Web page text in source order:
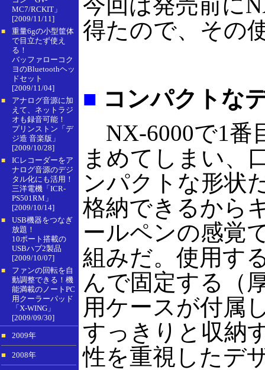
MC7/RCKIT」
[2009/11/11]
■
重量6gの小型筐体
で目立たず使え
る！
バッファローコク
ヨのBluetoothヘッ
ドセット
[2009/11/04]
■
アナログ音源に加
えて、ネットラジ
オも録音可能！
プリンストン「デ
ジ造 音楽版」
[2009/10/28]
■
ICレコーダーをア
ナログ音源のデジ
タル化にも活用！
三洋電機「ICR-
PS501RM」
[2009/10/14]
■
USB機器をつなぎ
放題！
10ポート搭載の
USBハブ2製品
[2009/10/07]
■
ファンの回転を自
動調整できる！機
能満載のノートPC
用クーラーパッド
「X-WING」
[2009/09/30]
■ 2009年
■ 2008年
得たので、その
■ コンパクトな
NX-6000で1番
まめてしまい、
ンパクトな形状
格納できるから
ールペンの感覚
組みだ。使用す
んで固定する（
用ケースが付属
すっきりと収納
性を重視したデ